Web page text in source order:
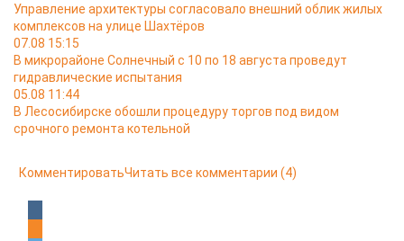
Управление архитектуры согласовало внешний облик жилых
комплексов на улице Шахтёров
07.08 15:15
В микрорайоне Солнечный с 10 по 18 августа проведут
гидравлические испытания
05.08 11:44
В Лесосибирске обошли процедуру торгов под видом
срочного ремонта котельной
КомментироватьЧитать все комментарии (4)